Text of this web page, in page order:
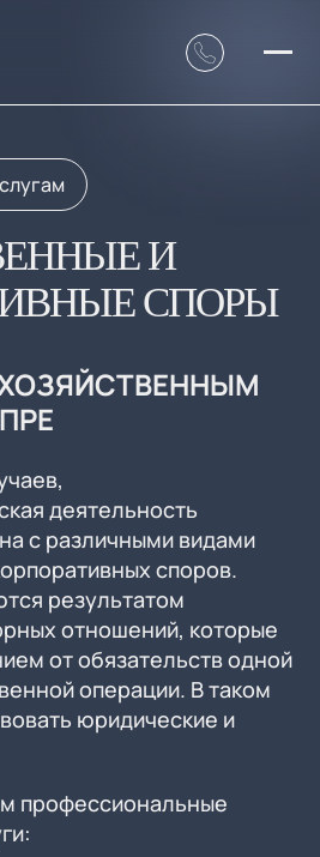
И
СПОРЫ
деятельность
с различными видами
споров.
результатом
отношений, которые
от обязательств одной
операции. В таком
юридические и
профессиональные